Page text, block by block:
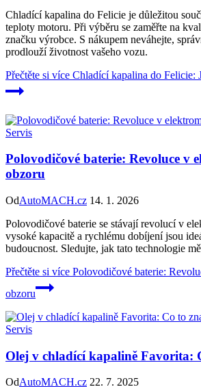
Chladící kapalina do Felicie je důležitou
teploty motoru. Při výběru se zaměřte na
značku výrobce. S nákupem neváhejte,
prodlouží životnost vašeho vozu.
Přečtěte si více Chladící kapalina do Felicie:
Servis
Polovodičové baterie: Revoluce v
obzoru
OdAutoMACH.cz 14. 1. 2026
Polovodičové baterie se stávají revolucí v
vysoké kapacitě a rychlému dobíjení jsou
budoucnost. Sledujte, jak tato technologie
Přečtěte si více Polovodičové baterie:
obzoru
Servis
Olej v chladící kapalině Favorita:
OdAutoMACH.cz 22. 7. 2025